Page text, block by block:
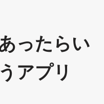
ったらい
アプリ